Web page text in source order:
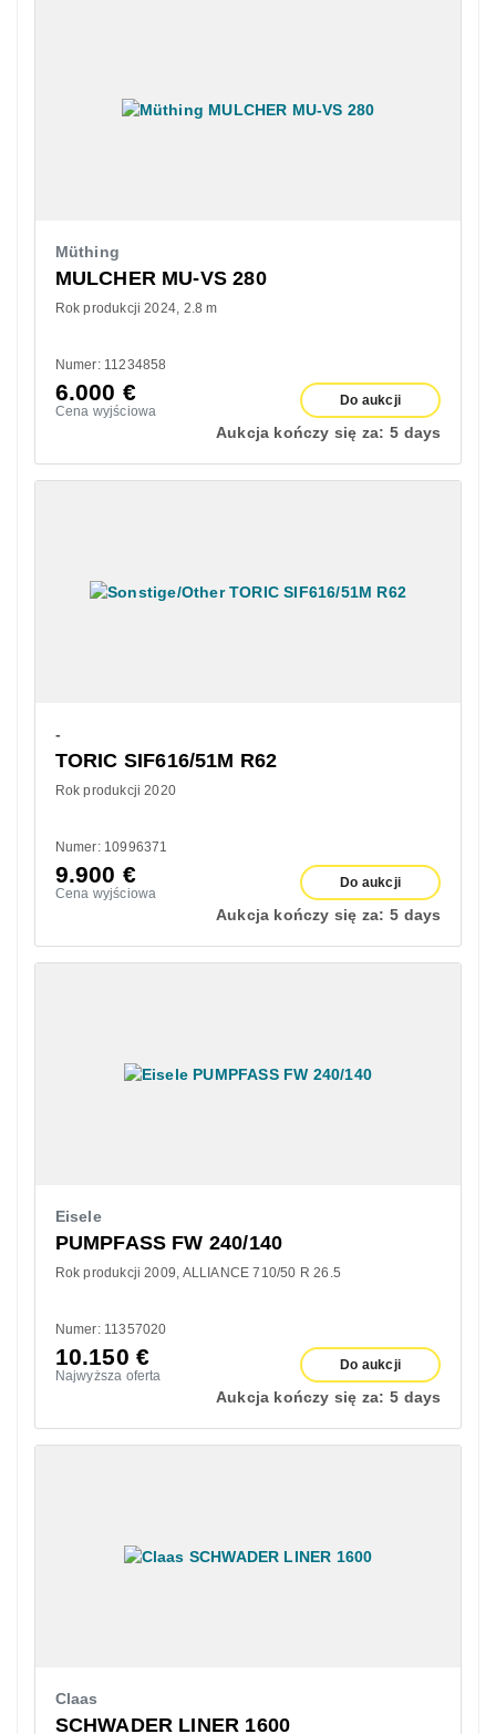
Müthing
MULCHER MU-VS 280
Rok produkcji 2024 2.8 m
Numer: 11234858
6.000 €
Cena wyjściowa
Do aukcji
Aukcja kończy się za: 5 days
-
TORIC SIF616/51M R62
Rok produkcji 2020
Numer: 10996371
9.900 €
Cena wyjściowa
Do aukcji
Aukcja kończy się za: 5 days
Eisele
PUMPFASS FW 240/140
Rok produkcji 2009 ALLIANCE 710/50 R 26.5
Numer: 11357020
10.150 €
Najwyższa oferta
Do aukcji
Aukcja kończy się za: 5 days
Claas
SCHWADER LINER 1600